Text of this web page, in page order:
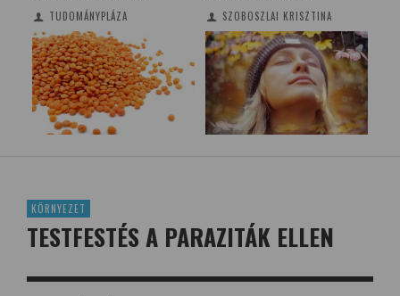
TUDOMÁNYPLÁZA SZOBOSZLAI KRISZTINA
KÖRNYEZET
TESTFESTÉS A PARAZITÁK ELLEN